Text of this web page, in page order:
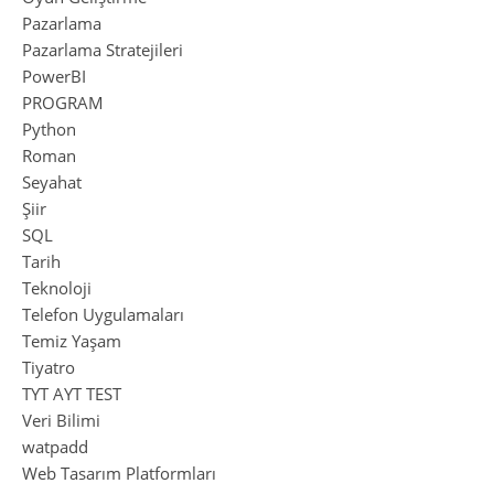
Pazarlama
Pazarlama Stratejileri
PowerBI
PROGRAM
Python
Roman
Seyahat
Şiir
SQL
Tarih
Teknoloji
Telefon Uygulamaları
Temiz Yaşam
Tiyatro
TYT AYT TEST
Veri Bilimi
watpadd
Web Tasarım Platformları